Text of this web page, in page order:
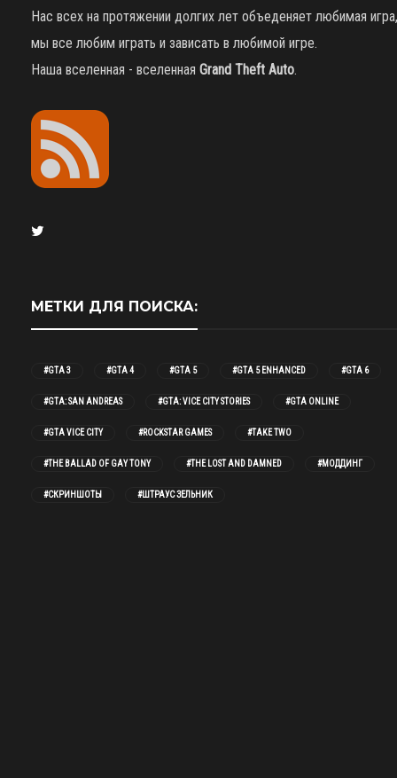
Нас всех на протяжении долгих лет объеденяет любимая игра,
мы все любим играть и зависать в любимой игре.
Наша вселенная - вселенная Grand Theft Auto.
МЕТКИ ДЛЯ ПОИСКА:
#GTA 3 #GTA 4 #GTA 5 #GTA 5 ENHANCED #GTA 6
#GTA: SAN ANDREAS #GTA: VICE CITY STORIES #GTA ONLINE
#GTA VICE CITY #ROCKSTAR GAMES #TAKE TWO
#THE BALLAD OF GAY TONY #THE LOST AND DAMNED #МОДДИНГ
#СКРИНШОТЫ #ШТРАУС ЗЕЛЬНИК